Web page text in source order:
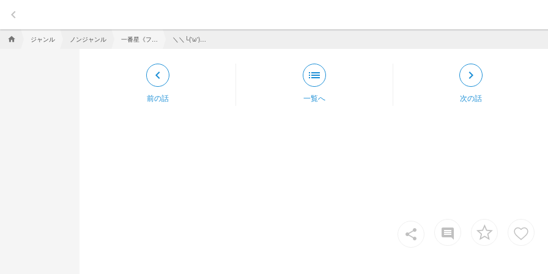
keyboard_arrow_left
home ジャンル ノンジャンル
keyboard_arrow_left
前の話
list
一覧へ
keyboard_arrow_right
次の話
share insert_comment